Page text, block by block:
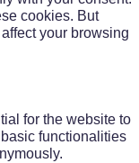
cookies. But
your browsing
for the website to
functionalities